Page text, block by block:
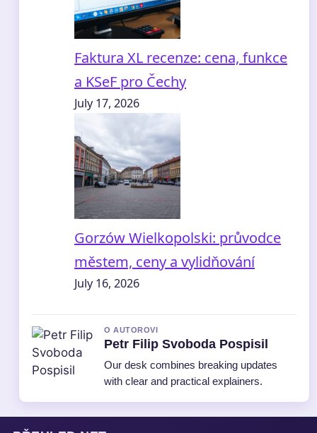
Faktura XL recenze: cena, funkce
a KSeF pro Čechy
July 17, 2026
Gorzów Wielkopolski: průvodce
městem, ceny a vylidňování
July 16, 2026
O AUTOROVI
Petr Filip Svoboda Pospisil
Our desk combines breaking updates
with clear and practical explainers.